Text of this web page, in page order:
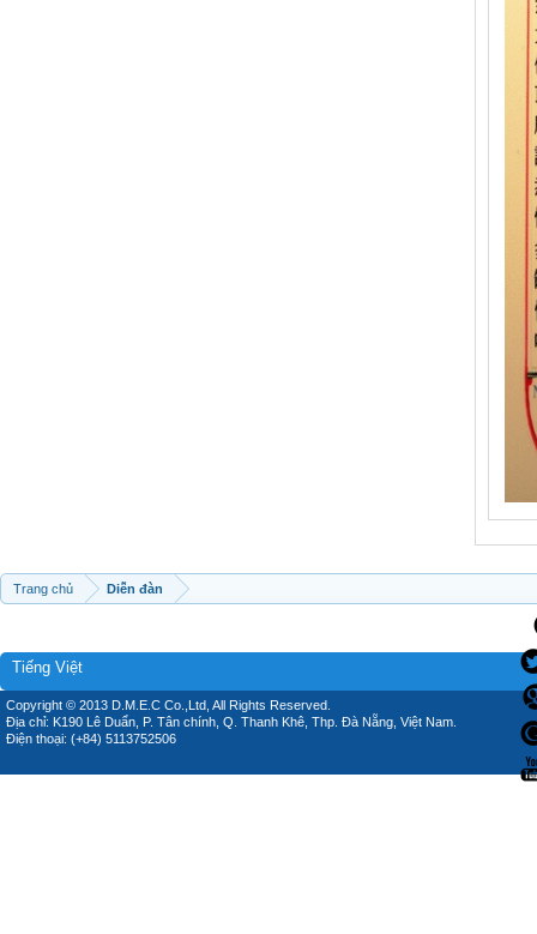
Trang chủ Diễn đàn
Tiếng Việt
Copyright © 2013 D.M.E.C Co.,Ltd, All Rights Reserved.
Địa chỉ: K190 Lê Duẩn, P. Tân chính, Q. Thanh Khê, Thp. Đà Nẵng, Việt Nam.
Điện thoại: (+84) 5113752506